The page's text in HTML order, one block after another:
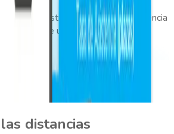
podrás registrar y controlar la asistencia
desde una plataforma online.
Web
distancias